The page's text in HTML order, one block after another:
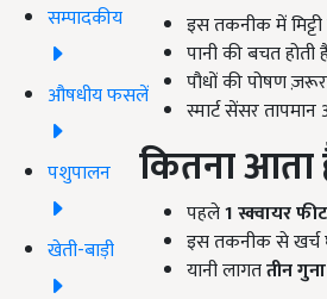
सम्पादकीय
औषधीय फसलें
पशुपालन
खेती-बाड़ी
इस तकनीक में
पानी की बचत होती
पौधों की पोषण
स्मार्ट सेंसर
कितना आता
पहले1स्क्वायर
इस तकनीक से खर्च
यानी लागततीन